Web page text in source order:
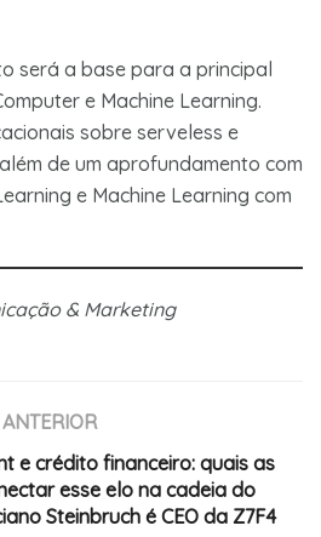
será a base para a principal
e Machine Learning.
sobre serveless e
de um aprofundamento com
e Machine Learning com
& Marketing
ANTERIOR
e crédito financeiro: quais as
esse elo na cadeia do
Steinbruch é CEO da Z7F4